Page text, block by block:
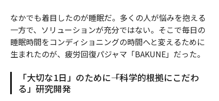
なかでも着目したのが睡眠だ。多くの人が悩みを抱える
一方で、ソリューションが充分ではない。そこで毎日の
睡眠時間をコンディショニングの時間へと変えるために
生まれたのが、疲労回復パジャマ「BAKUNE」だった。
「大切な1日」のために――「科学的根拠にこだわ
る」研究開発